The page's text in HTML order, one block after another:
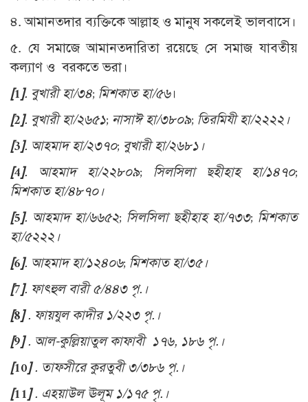
৪. আমানতদার ব্যক্তিকে আল্লাহ ও মানুষ সকলেই ভালবাসে।
৫. যে সমাজে আমানতদারিতা রয়েছে সে সমাজ যাবতীয়
কল্যাণ ও বরকতে ভরা।
[1]. বুখারী হা/৩৪; মিশকাত হা/৫৬।
[2]. বুখারী হা/২৬৫১; নাসাঈ হা/৩৮০৯; তিরমিযী হা/২২২২ ।
[3]. আহমাদ হা/২৩৭০; বুখারী হা/২৬৮১।
[4]. আহমাদ হা/২২৮০৯; সিলসিলা ছহীহাহ হা/১৪৭০;
মিশকাত হা/৪৮৭০।
[5]. আহমাদ হা/৬৬৫২; সিলসিলা ছহীহাহ হা/৭৩৩; মিশকাত
হা/৫২২২।
[6]. আহমাদ হা/১২৪০৬; মিশকাত হা/৩৫।
[7]. ফাৎহুল বারী ৫/৪৪৩ পৃ.।
[8] . ফায়যুল কাদীর ১/২২৩ পৃ.।
[9] . আল-কুল্লিয়াতুল কাফাবী ১৭৬, ১৮৬ পৃ. ।
[10] . তাফসীরে কুরতুবী ৩/৩৮৬ পৃ.।
[11] . এহয়াউল ঊলূম ১/১৭৫ পৃ.।